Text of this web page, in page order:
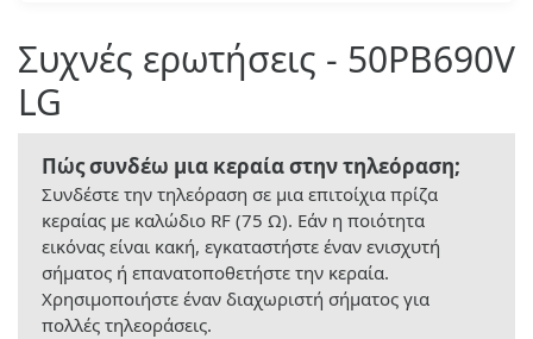
Συχνές ερωτήσεις - 50PB690V
LG
Πώς συνδέω μια κεραία στην τηλεόραση;
Συνδέστε την τηλεόραση σε μια επιτοίχια πρίζα
κεραίας με καλώδιο RF (75 Ω). Εάν η ποιότητα
εικόνας είναι κακή, εγκαταστήστε έναν ενισχυτή
σήματος ή επανατοποθετήστε την κεραία.
Χρησιμοποιήστε έναν διαχωριστή σήματος για
πολλές τηλεοράσεις.